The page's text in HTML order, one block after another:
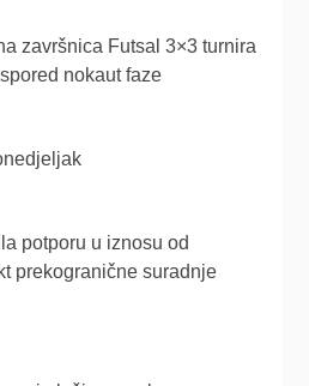
završnica Futsal 3×3 turnira
nokaut faze
potporu u iznosu od
prekogranične suradnje